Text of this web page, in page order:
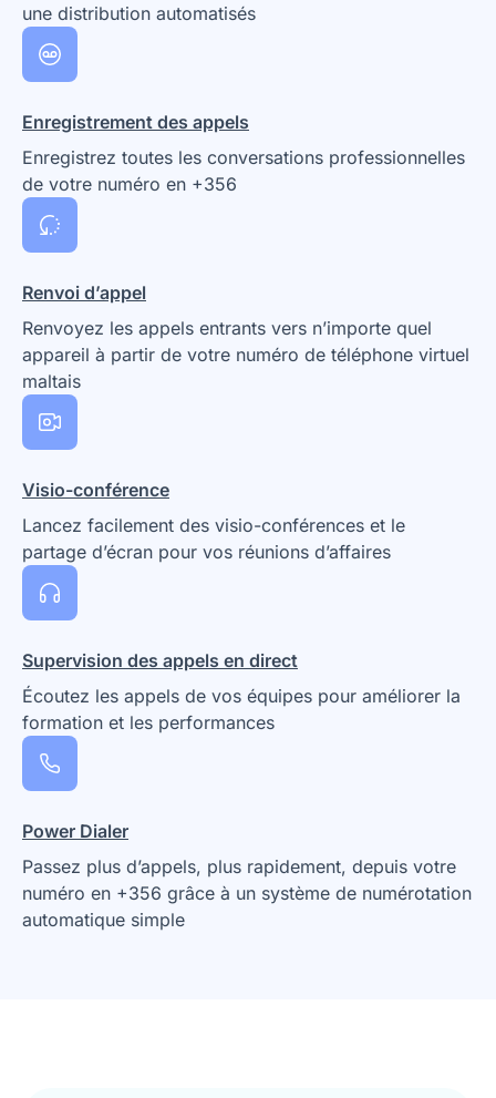
une distribution automatisés
Enregistrement des appels
Enregistrez toutes les conversations professionnelles
de votre numéro en +356
Renvoi d’appel
Renvoyez les appels entrants vers n’importe quel
appareil à partir de votre numéro de téléphone virtuel
maltais
Visio-conférence
Lancez facilement des visio-conférences et le
partage d’écran pour vos réunions d’affaires
Supervision des appels en direct
Écoutez les appels de vos équipes pour améliorer la
formation et les performances
Power Dialer
Passez plus d’appels, plus rapidement, depuis votre
numéro en +356 grâce à un système de numérotation
automatique simple